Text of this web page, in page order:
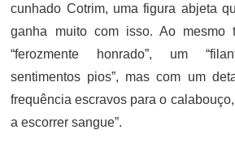
cunhado Cotrim, uma figura abjeta
ganha muito com isso. Ao mesmo
“ferozmente honrado”, um
sentimentos pios”, mas com um
frequência escravos para o
a escorrer sangue”.